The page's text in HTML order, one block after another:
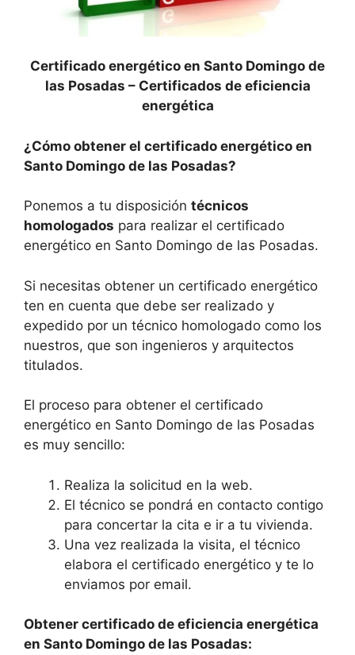
Certificado energético en Santo Domingo de
las Posadas – Certificados de eficiencia
energética
¿Cómo obtener el certificado energético en
Santo Domingo de las Posadas?
Ponemos a tu disposición técnicos
homologados para realizar el certificado
energético en Santo Domingo de las Posadas.
Si necesitas obtener un certificado energético
ten en cuenta que debe ser realizado y
expedido por un técnico homologado como los
nuestros, que son ingenieros y arquitectos
titulados.
El proceso para obtener el certificado
energético en Santo Domingo de las Posadas
es muy sencillo:
Realiza la solicitud en la web.
El técnico se pondrá en contacto contigo
para concertar la cita e ir a tu vivienda.
Una vez realizada la visita, el técnico
elabora el certificado energético y te lo
enviamos por email.
Obtener certificado de eficiencia energética
en Santo Domingo de las Posadas: